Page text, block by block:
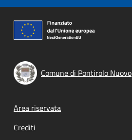
Comune di Pontirolo Nuovo
Footer menu
Area riservata
Crediti